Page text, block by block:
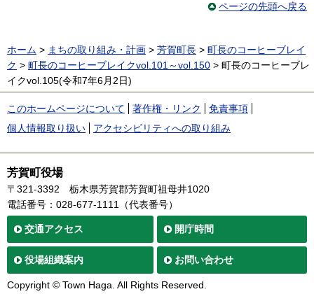
ページの先頭へ戻る
ホーム > まちの取り組み・計画 > 芳賀町長 > 町長のコーヒーブレイ
ク > 町長のコーヒーブレイクvol.101～vol.150 > 町長のコーヒーブレ
イクvol.105(令和7年6月2日)
このホームページについて 著作権・リンク
免責事項
個人情報取り扱い
アクセシビリティへの取り組み
芳賀町役場
〒321-3392
栃木県芳賀郡芳賀町祖母井1020
電話番号：028-677-1111（代表番号）
交通アクセス 開庁時間
役場組織案内 お問い合わせ
Copyright © Town Haga. All Rights Reserved.